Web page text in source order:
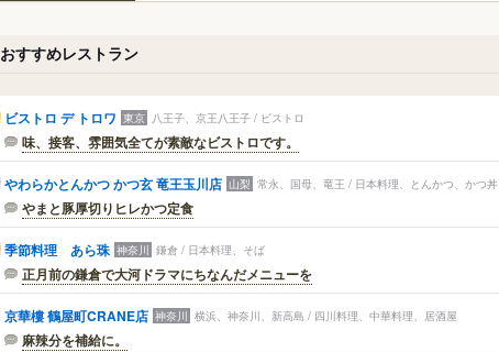
おすすめレストラン
ビストロ デ トロワ 東京 八王子、京王八王子 / ビストロ
味、接客、雰囲気全てが素敵なビストロです。
やわらかとんかつ かつ玄 竜王玉川店 山梨 常永、国母、竜王 / 日本料理、とんかつ、かつ丼
やまと豚厚切りヒレかつ定食
季節料理 あら珠 神奈川 鎌倉 / 日本料理、そば
正月前の鎌倉で大河ドラマにちなんだメニューを
京華樓 鶴屋町CRANE店 神奈川 横浜、神奈川、新高島 / 四川料理、中華料理、居酒屋
麻辣分を補給に。